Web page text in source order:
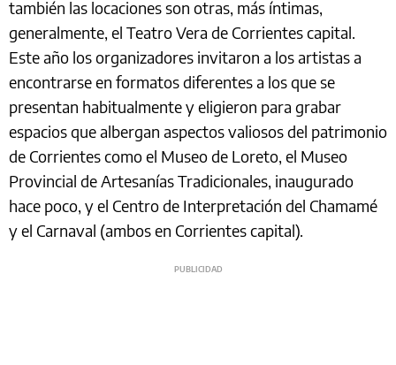
también las locaciones son otras, más íntimas,
generalmente, el Teatro Vera de Corrientes capital.
Este año los organizadores invitaron a los artistas a
encontrarse en formatos diferentes a los que se
presentan habitualmente y eligieron para grabar
espacios que albergan aspectos valiosos del patrimonio
de Corrientes como el Museo de Loreto, el Museo
Provincial de Artesanías Tradicionales, inaugurado
hace poco, y el Centro de Interpretación del Chamamé
y el Carnaval (ambos en Corrientes capital).